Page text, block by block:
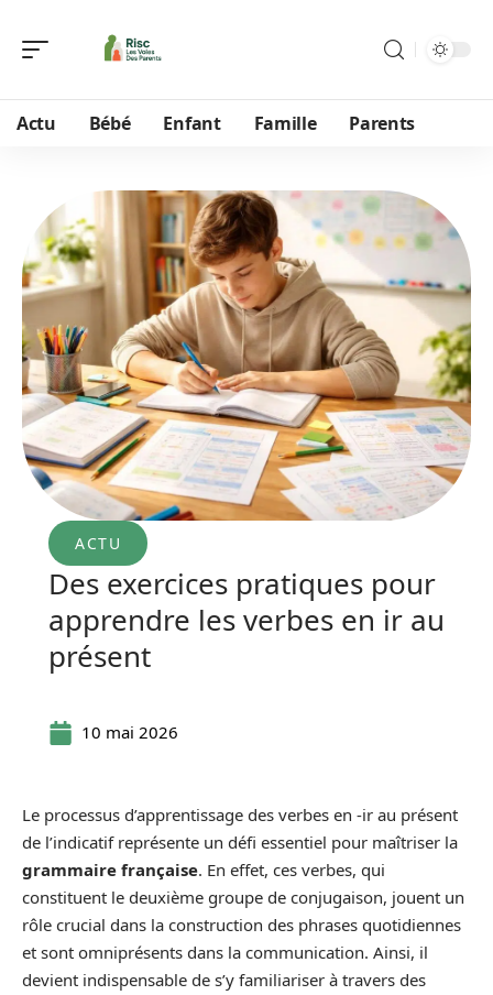
Actu Bébé Enfant Famille Parents
ACTU
Des exercices pratiques pour
apprendre les verbes en ir au
présent
10 mai 2026
Le processus d’apprentissage des verbes en -ir au présent
de l’indicatif représente un défi essentiel pour maîtriser la
grammaire française. En effet, ces verbes, qui
constituent le deuxième groupe de conjugaison, jouent un
rôle crucial dans la construction des phrases quotidiennes
et sont omniprésents dans la communication. Ainsi, il
devient indispensable de s’y familiariser à travers des